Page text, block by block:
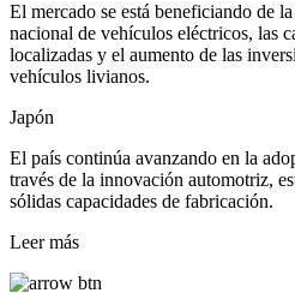
El mercado se está beneficiando de
nacional de vehículos eléctricos, las
localizadas y el aumento de las
vehículos livianos.
Japón
El país continúa avanzando en la
través de la innovación automotriz,
sólidas capacidades de fabricación.
Leer más